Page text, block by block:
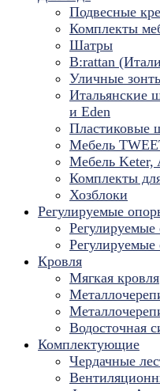
Подвесные
Комплекты
Шатры
B:rattan
Уличные
Итальянские
и Eden
Пластиковые
Мебель
Мебель Keter,
Комплекты
Хозблоки
Регулируемые
Кровля
Мягкая кровля
Водосточная
Комплектующие
Чердачные